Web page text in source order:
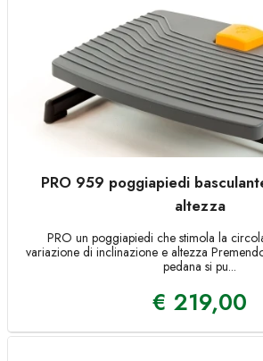
PRO 959 poggiapiedi
altezza
PRO un poggiapiedi che stimola la
variazione di inclinazione e altezza
pedana si pu...
€ 219,00